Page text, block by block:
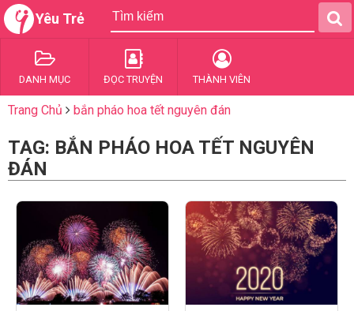
Yêu Trẻ
DANH MỤC ĐỌC TRUYỆN THÀNH VIÊN
Trang Chủ bắn pháo hoa tết nguyên đán
TAG: BẮN PHÁO HOA TẾT NGUYÊN
ĐÁN